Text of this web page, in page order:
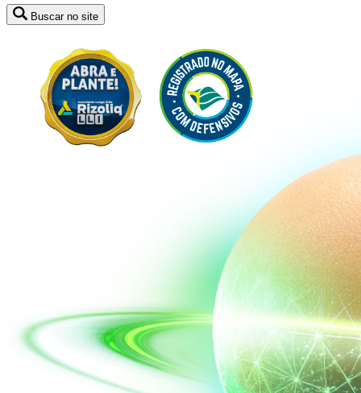
Buscar no site